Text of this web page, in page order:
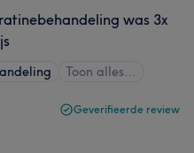
was 3x
Toon alles…
Geverifieerde review